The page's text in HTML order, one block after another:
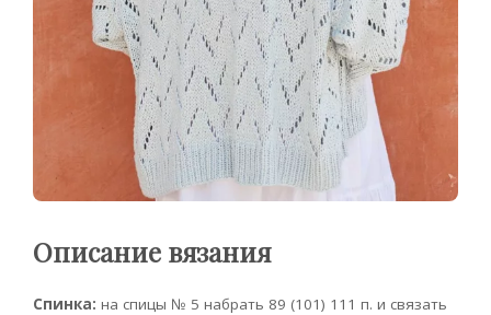
Описание вязания
Спинка: на спицы № 5 набрать 89 (101) 111 п. и связать